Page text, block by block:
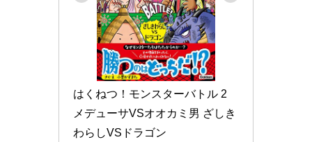
はくねつ！モンスターバトル 2
メデューサVSオオカミ男 ざしき
わらしVSドラゴン